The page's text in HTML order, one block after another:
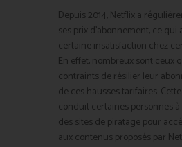
Depuis 2014, Netflix a
ses prix d’abonnement, ce
certaine insatisfaction chez
En effet, nombreux sont ceux
contraints de résilier leur
de ces hausses tarifaires.
conduit certaines personnes
des sites de piratage pour
aux contenus proposés par